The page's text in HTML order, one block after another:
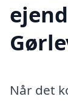
Når det